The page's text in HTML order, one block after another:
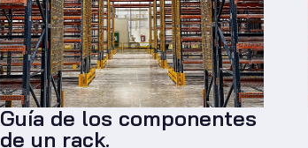
Guía de los componentes
de un rack.